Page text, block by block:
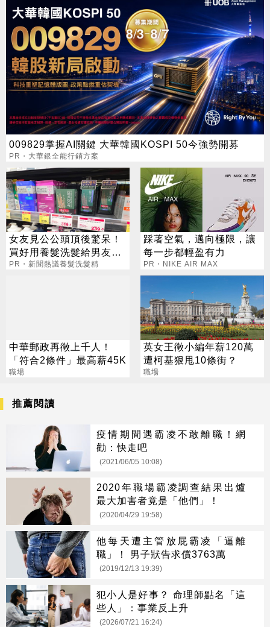
009829掌握AI關鍵 大華韓國KOSPI 50今強勢開募
PR・大華銀全能行銷方案
女友見公公頭頂後驚呆！
買好用養髮洗髮給男友引
網議論
PR・新聞熱議養髮洗髮精
踩著空氣，邁向極限，讓
每一步都輕盈有力
PR・NIKE AIR MAX
中華郵政再徵上千人！
「符合2條件」最高薪45K
職場
英女王徵小編年薪120萬
遭柯基狠甩10條街？
職場
推薦閱讀
疫情期間遇霸凌不敢離職！網
勸：快走吧
(2021/06/05 10:08)
2020年職場霸凌調查結果出爐
最大加害者竟是「他們」！
(2020/04/29 19:58)
他每天遭主管放屁霸凌「逼離
職」！ 男子狀告求償3763萬
(2019/12/13 19:39)
犯小人是好事？ 命理師點名「這
些人」：事業反上升
(2026/07/21 16:24)